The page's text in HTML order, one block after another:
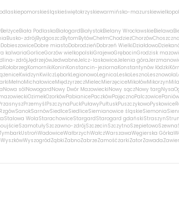
pomorskieśląskieświętokrzyskiewarmińsko-mazurskie
BełżyceBiała PodlaskaBiałogardBiałystokBielany WrocławskieBielawa
Busko-zdrójBydgoszczBytomBytówChełmChodzieżChorzówChoszczno
DobieszowiceDobre miastoDobrodzieńDobrzeń WielkiDziałdowo
kalwariaGorliceGorzów wielkopolskiGrajewoGrębocinGrodzisk
zdrójJędrzejówJedwabneJelcz-laskowiceJelenia góra
KołobrzegKomornikiKoninKonstancin-jeziornaKonstantynów łódzki
KwidzynKwilczLęborkLegionowoLegnicaLeskoLesznoLesznowola
MełnoMichałowiceMiędzyrzeczMielecMierzęciceMikołówMikorzyn
Nowa sólNowogardNowy Dwór MazowieckiNowy sączNowy targNysa
OzimekOzorkówPabianicePaczkówPajęcznoPalczowice
PrzemyślPszczynaPuckPuławyPułtuskPuszczykowoPyskowice
RzgówSanokSarnówSiedlceSiedliceSiemianowice śląskieSiemonia
Stalowa WolaStarachowiceStargardStarogard gdańskiStraszyn
SzamotułySzczawno-zdrójSzczecinSzczytnoSzepietowoSzewna
UstrońWadowiceWałbrzychWałczWarszawaWęgierska Górka
WyszkówWyszogródZąbkiŻabnoZabrzeZamośćżarkiZatorZawada